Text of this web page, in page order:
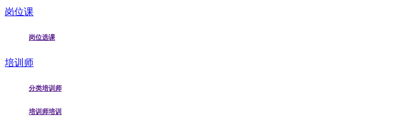
岗位课
岗位选课
培训师
分类培训师
培训师培训